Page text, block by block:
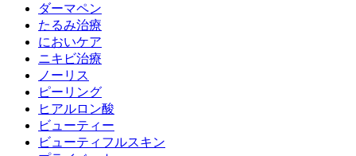
ダーマペン
たるみ治療
においケア
ニキビ治療
ノーリス
ピーリング
ヒアルロン酸
ビューティー
ビューティフルスキン